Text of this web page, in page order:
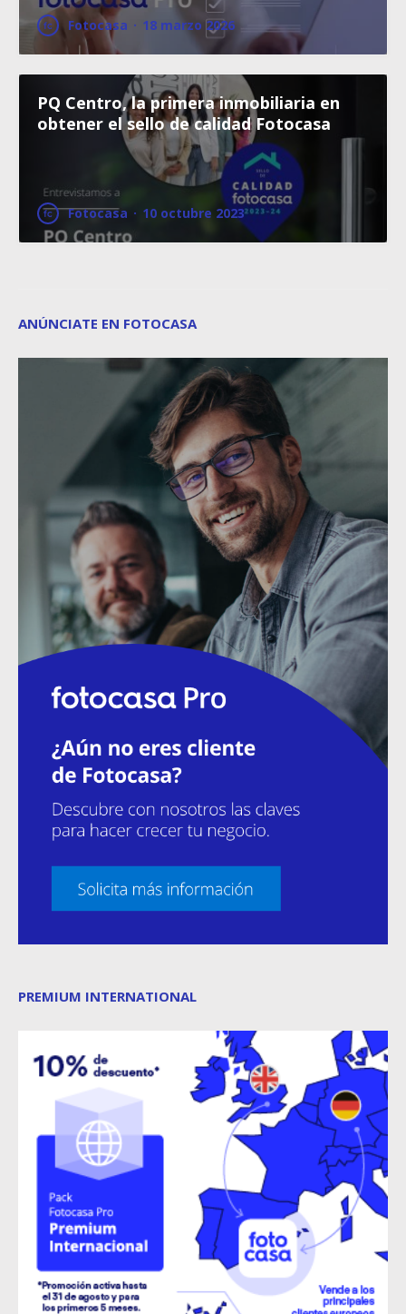
Fotocasa · 18 marzo 2026
PQ Centro, la primera inmobiliaria en
obtener el sello de calidad Fotocasa
Fotocasa · 10 octubre 2023
ANÚNCIATE EN FOTOCASA
PREMIUM INTERNATIONAL